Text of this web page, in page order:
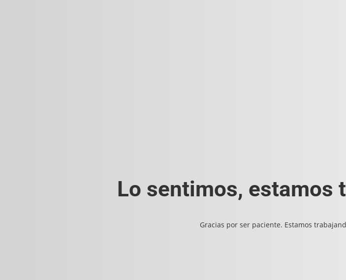
Lo sentimos, estamos
Gracias por ser paciente. Estamos